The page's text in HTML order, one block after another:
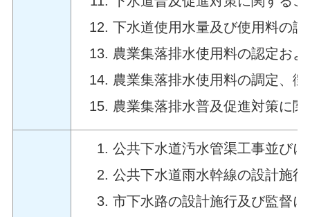
下水道使用水量及び使用料の
農業集落排水使用料の認定お
農業集落排水使用料の調定、
農業集落排水普及促進対策に
公共下水道汚水管渠工事並び
公共下水道雨水幹線の設計施
市下水路の設計施行及び監督